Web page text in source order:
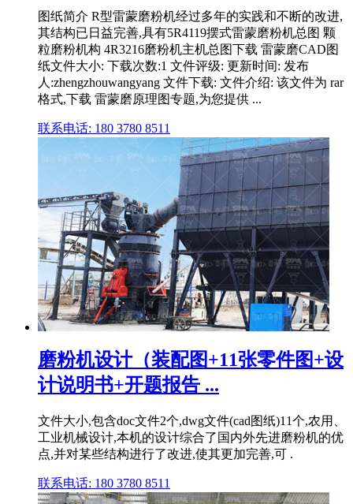
图纸简介 R型雷蒙磨粉机经过多年的实践和不断的改进,
其结构已日益完善,具有5R4119摆式雷蒙磨粉机总图 颗
粒磨粉机构 4R3216磨粉机主机总图下载 雷蒙磨CAD图
纸文件大小: 下载次数:1 文件评级: 更新时间: 发布
人:zhengzhouwangyang 文件下载: 文件介绍: 该文件为 rar
格式,下载 雷蒙磨原理图专题,为您提供 ...
联系电话: 180 3780 8511
磨粉机设计（装配图+11张零件图+设
计说明书+开题报告 ...
文件大小,包含doc文件2个,dwg文件(cad图纸)11个,农用、
工业机械设计,本机的设计综合了国内外先进磨粉机的优
点,并对某些结构进行了改进,使其更加完善,可 .
联系电话: 180 3780 8511